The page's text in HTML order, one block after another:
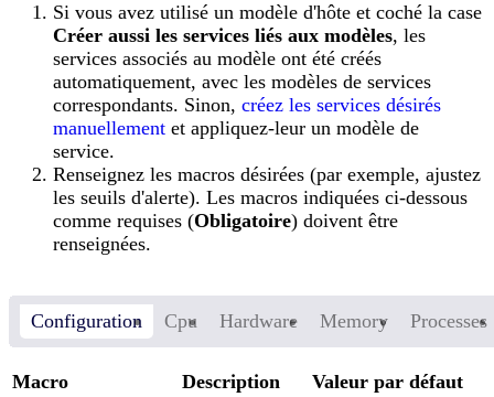
Si vous avez utilisé un modèle d'hôte et coché la case
Créer aussi les services liés aux modèles, les
services associés au modèle ont été créés
automatiquement, avec les modèles de services
correspondants. Sinon, créez les services désirés
manuellement et appliquez-leur un modèle de
service.
Renseignez les macros désirées (par exemple, ajustez
les seuils d'alerte). Les macros indiquées ci-dessous
comme requises (Obligatoire) doivent être
renseignées.
Configuration Cpu Hardware Memory Processes
Macro Description Valeur par défaut